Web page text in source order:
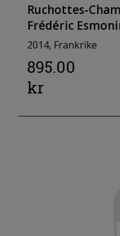
Ruchottes-
Frédéric
2014, Frankrike
895.00
kr